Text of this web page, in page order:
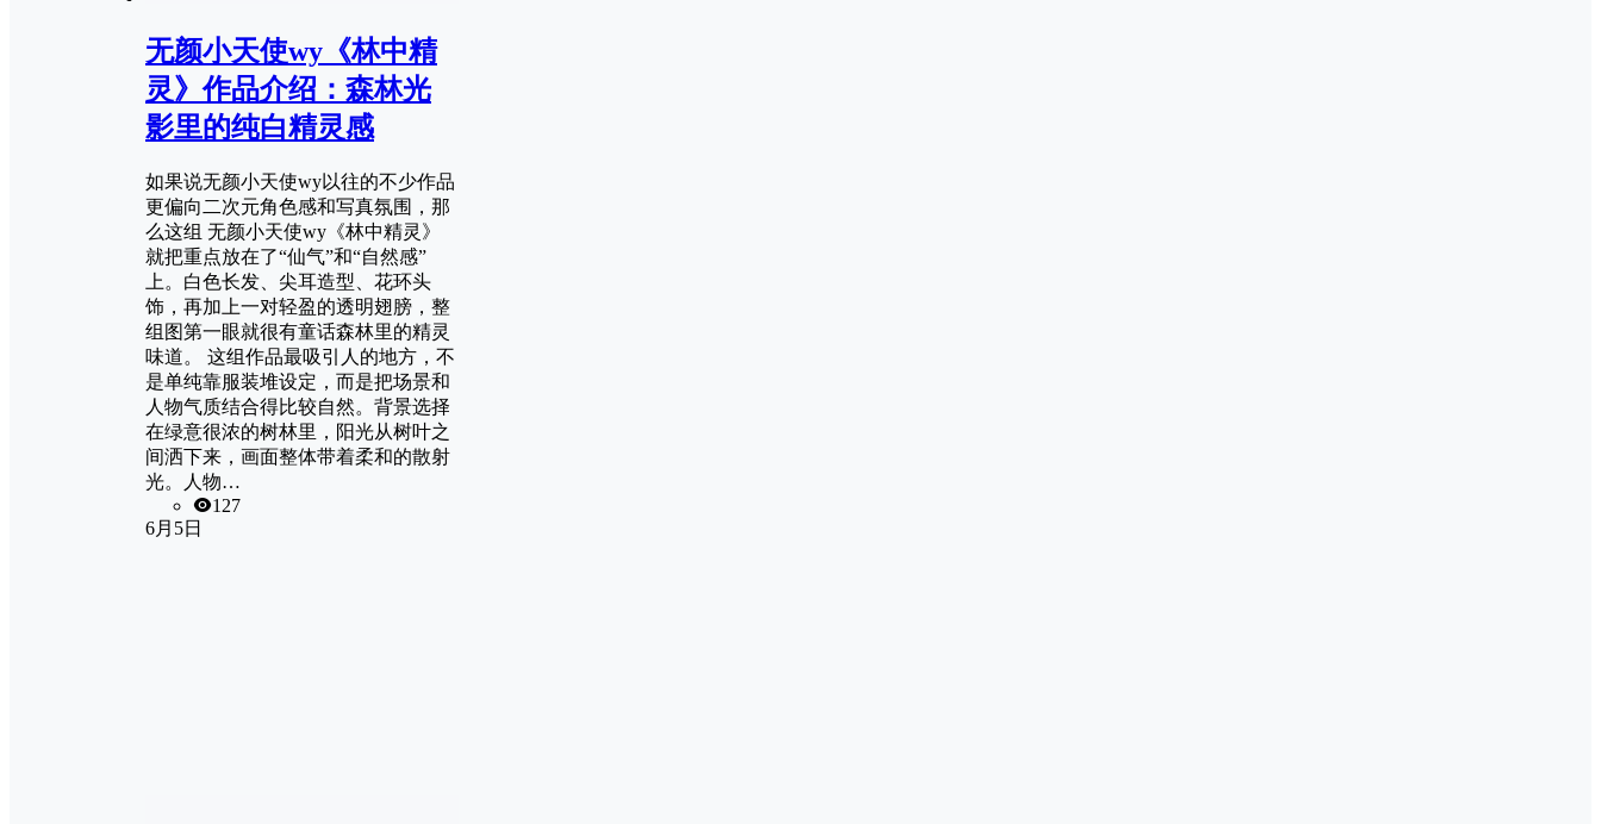
无颜小天使wy《林中精
灵》作品介绍：森林光
影里的纯白精灵感
如果说无颜小天使wy以往的不少作品
更偏向二次元角色感和写真氛围，那
么这组 无颜小天使wy《林中精灵》
就把重点放在了“仙气”和“自然感”
上。白色长发、尖耳造型、花环头
饰，再加上一对轻盈的透明翅膀，整
组图第一眼就很有童话森林里的精灵
味道。 这组作品最吸引人的地方，不
是单纯靠服装堆设定，而是把场景和
人物气质结合得比较自然。背景选择
在绿意很浓的树林里，阳光从树叶之
间洒下来，画面整体带着柔和的散射
光。人物…
127
6月5日